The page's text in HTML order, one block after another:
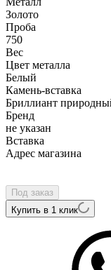
Золото
Проба
750
Вес
Цвет металла
Белый
Камень-вставка
Бриллиант
Бренд
не указан
Вcтавка
Адрес магазина
Под заказ
Купить в 1 клик